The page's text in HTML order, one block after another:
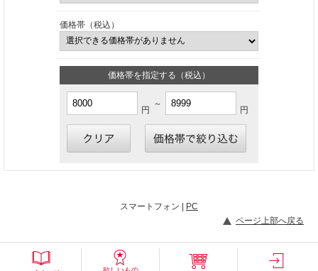
価格帯（税込）
価格帯を指定する（税込）
円
～
円
スマートフォン | PC
ページ上部へ戻る